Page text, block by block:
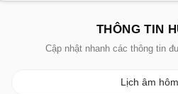
THÔNG TIN
Cập nhật nhanh các thông tin
Lịch âm